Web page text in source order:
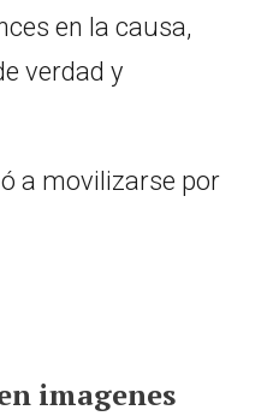
en la causa,
verdad y
imagenes